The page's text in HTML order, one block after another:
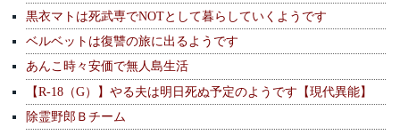
黒衣マトは死武専でNOTとして暮らしていくようです
ベルベットは復讐の旅に出るようです
あんこ時々安価で無人島生活
【R-18（G）】やる夫は明日死ぬ予定のようです【現代異能】
除霊野郎Ｂチーム